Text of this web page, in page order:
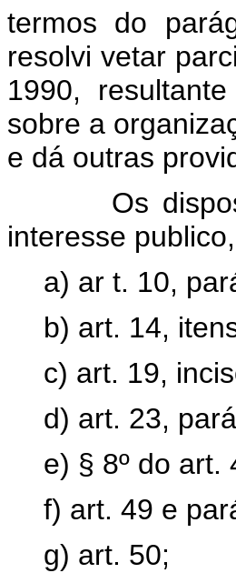
termos do
resolvi vetar
1990,
sobre a
e dá outras
Os
interesse
a) ar t. 10,
b) art. 14,
c) art. 19,
d) art. 23,
e) § 8º do art.
f) art. 49 e
g) art. 50;